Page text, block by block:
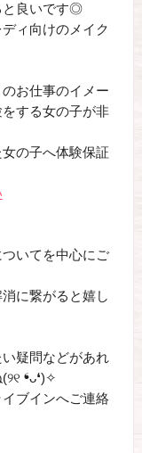
と良いです◎
ィ向けのメイク
お仕事のイメー
する女の子が非
の子へ体験保証
いてを中心にご
に繋がると嬉し
疑問などがあれ
❛ᴗ❛)✧
ブインへご連絡